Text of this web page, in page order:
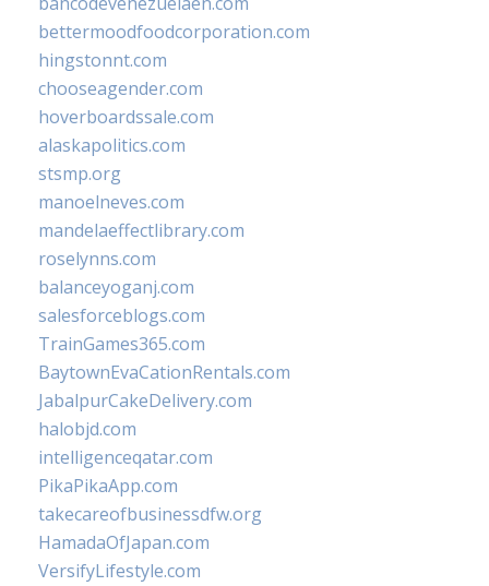
bettermoodfoodcorporation.com
hingstonnt.com
chooseagender.com
hoverboardssale.com
alaskapolitics.com
stsmp.org
manoelneves.com
mandelaeffectlibrary.com
roselynns.com
balanceyoganj.com
salesforceblogs.com
TrainGames365.com
BaytownEvaCationRentals.com
JabalpurCakeDelivery.com
halobjd.com
intelligenceqatar.com
PikaPikaApp.com
takecareofbusinessdfw.org
HamadaOfJapan.com
VersifyLifestyle.com